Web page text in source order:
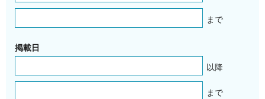
まで
掲載日
以降
まで